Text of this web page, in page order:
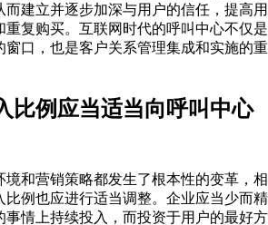
建立并逐步加深与用户的信任，提高用
重复购买。互联网时代的呼叫中心不仅是
窗口，也是客户关系管理集成和实施的重
比例应当适当向呼叫中心
和营销策略都发生了根本性的变革，相
比例也应进行适当调整。企业应当少而精
事情上持续投入，而投资于用户的最好方